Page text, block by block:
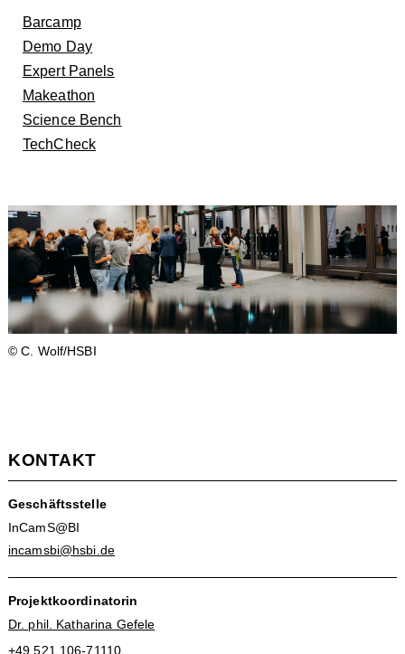
Barcamp
Demo Day
Expert Panels
Makeathon
Science Bench
TechCheck
© C. Wolf/HSBI
KONTAKT
Geschäftsstelle
InCamS@BI
incamsbi@hsbi.de
Projektkoordinatorin
Dr. phil. Katharina Gefele
+49.521.106-71110